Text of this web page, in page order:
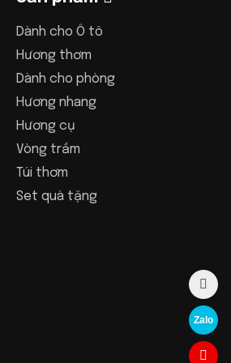
Dành cho Ô tô
Hương thơm
Dành cho phòng
Hương nhang
Hương cụ
Vòng trầm
Túi thơm
Set quà tặng
Zalo